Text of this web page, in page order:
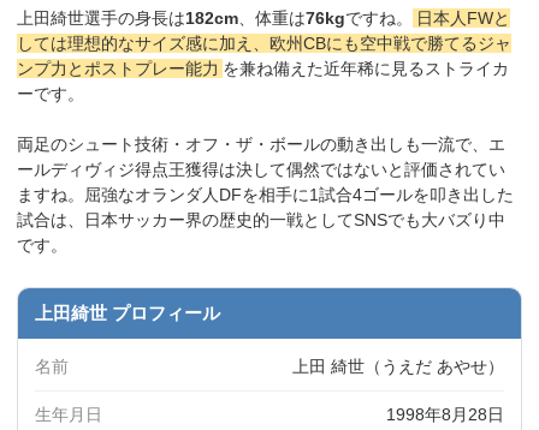
上田綺世選手の身長は182cm、体重は76kgですね。
日本人FWと
しては理想的なサイズ感に加え、欧州CBにも空中戦で勝てるジャ
ンプ力とポストプレー能力 を兼ね備えた近年稀に見るストライカ
ーです。
両足のシュート技術・オフ・ザ・ボールの動き出しも一流で、エ
ールディヴィジ得点王獲得は決して偶然ではないと評価されてい
ますね。屈強なオランダ人DFを相手に1試合4ゴールを叩き出した
試合は、日本サッカー界の歴史的一戦としてSNSでも大バズり中
です。
上田綺世 プロフィール
名前 上田 綺世（うえだ あやせ）
生年月日 1998年8月28日